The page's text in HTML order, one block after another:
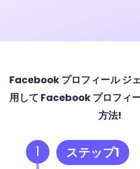
Facebook プロフィール ジ
用して Facebook プロフィ
方法!
1 ステップ1